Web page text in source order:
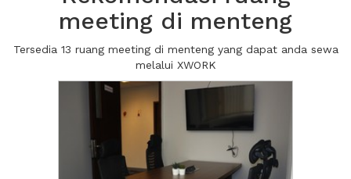
meeting di menteng
Tersedia 13 ruang meeting di menteng yang dapat anda sewa
melalui XWORK